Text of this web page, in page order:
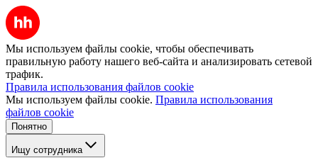
Мы используем файлы cookie, чтобы обеспечивать
правильную работу нашего веб-сайта и анализировать сетевой
трафик.
Правила использования файлов cookie
Мы используем файлы cookie. Правила использования
файлов cookie
Понятно
Ищу сотрудника